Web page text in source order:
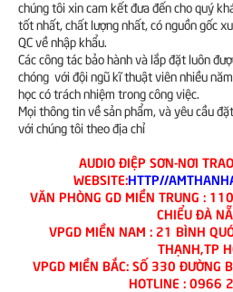
chúng tôi xin cam kết đưa đến cho quý
tốt nhất, chất lượng nhất, có nguồn gốc
QC về nhập khẩu.
Các công tác bảo hành và lắp đặt luôn
chóng với đội ngũ kĩ thuật viên nhiều
học có trách nhiệm trong công việc.
Mọi thông tin về sản phẩm, và yêu cầu
với chúng tôi theo địa chỉ
AUDIO ĐIỆP SƠN-NƠI
WEBSITE:HTTP//
VĂN PHÒNG GD MIỀN TRUNG :
CHIỂU ĐÀ
VPGD MIỀN NAM : 21 BÌNH
THẠNH,TP
VPGD MIỀN BẮC: SỐ 330 ĐƯỜNG
HOTLINE : 0966